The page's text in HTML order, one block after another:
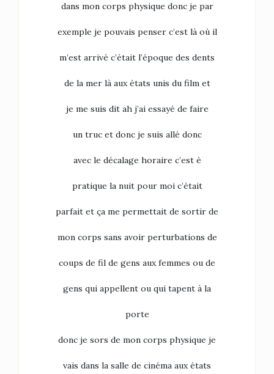
dans mon corps physique donc je par
exemple je pouvais penser c’est là où il
m’est arrivé c’était l’époque des dents
de la mer là aux états unis du film et
je me suis dit ah j’ai essayé de faire
un truc et donc je suis allé donc
avec le décalage horaire c’est è
pratique la nuit pour moi c’était
parfait et ça me permettait de sortir de
mon corps sans avoir perturbations de
coups de fil de gens aux femmes ou de
gens qui appellent ou qui tapent à la
porte
donc je sors de mon corps physique je
vais dans la salle de cinéma aux états